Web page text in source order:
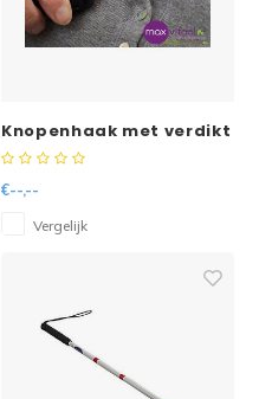
Knopenhaak met verdikt
handvat
€--,--
Vergelijk